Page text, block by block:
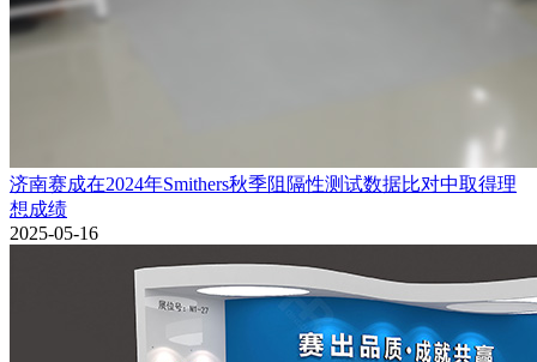
济南赛成在2024年Smithers秋季阻隔性测试数据比对中取得理
想成绩
2025-05-16